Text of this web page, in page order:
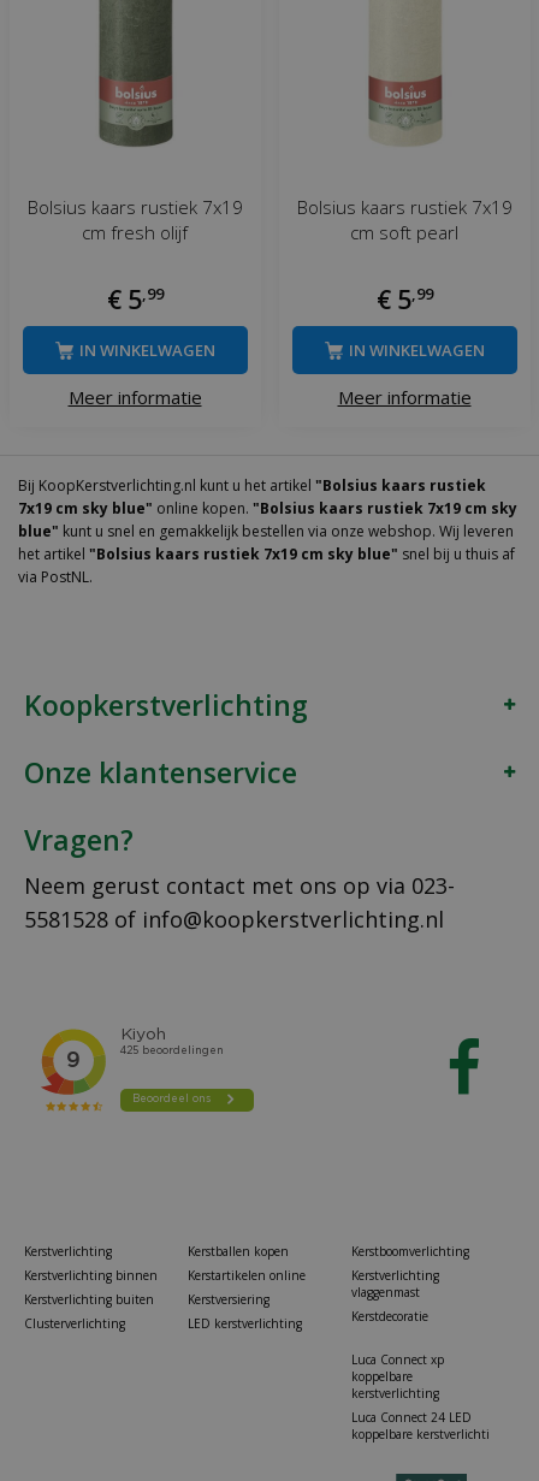
Bolsius kaars rustiek 7x19
cm fresh olijf
€ 5,99
Meer informatie
IN WINKELWAGEN
Bolsius kaars rustiek 7x19
cm soft pearl
€ 5,99
Meer informatie
IN WINKELWAGEN
Bij KoopKerstverlichting.nl kunt u het artikel "Bolsius kaars rustiek
7x19 cm sky blue" online kopen. "Bolsius kaars rustiek 7x19 cm sky
blue" kunt u snel en gemakkelijk bestellen via onze webshop. Wij leveren
het artikel "Bolsius kaars rustiek 7x19 cm sky blue" snel bij u thuis af
via PostNL.
Koopkerstverlichting
Onze klantenservice
Vragen?
Neem gerust contact met ons op via 023-
5581528 of info@koopkerstverlichting.nl
Kerstverlichting
Kerstverlichting binnen
Kerstverlichting buiten
Clusterverlichting
Kerstballen kopen
Kerstartikelen online
Kerstversiering
LED kerstverlichting
Kerstboomverlichting
Kerstverlichting
vlaggenmast
Kerstdecoratie
Luca Connect xp
koppelbare
kerstverlichting
Luca Connect 24 LED
koppelbare kerstverlichti